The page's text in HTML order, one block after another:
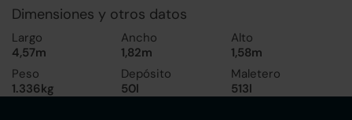
Dimensiones y otros datos
Largo
4,57m
Ancho
1,82m
Alto
1,58m
Peso
1.336kg
Depósito
50l
Maletero
513l